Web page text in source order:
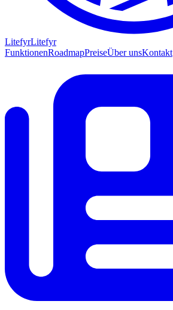
LitefyrLitefyr
FunktionenRoadmapPreiseÜber unsKontakt